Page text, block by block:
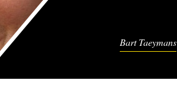
Bart Taeymans